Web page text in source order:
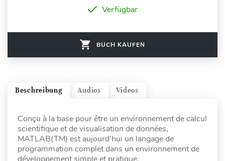
Verfügbar
BUCH KAUFEN
Videos
Audios
Beschreibung
Conçu à la base pour être un environnement de calcul
scientifique et de visualisation de données,
MATLAB(TM) est aujourd’hui un langage de
programmation complet dans un environnement de